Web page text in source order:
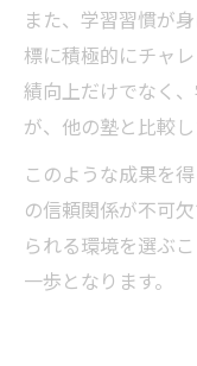
また、学習習慣が
標に積極的にチャ
績向上だけでなく
が、他の塾と比較
このような成果を
の信頼関係が不可
られる環境を選ぶ
一歩となります。